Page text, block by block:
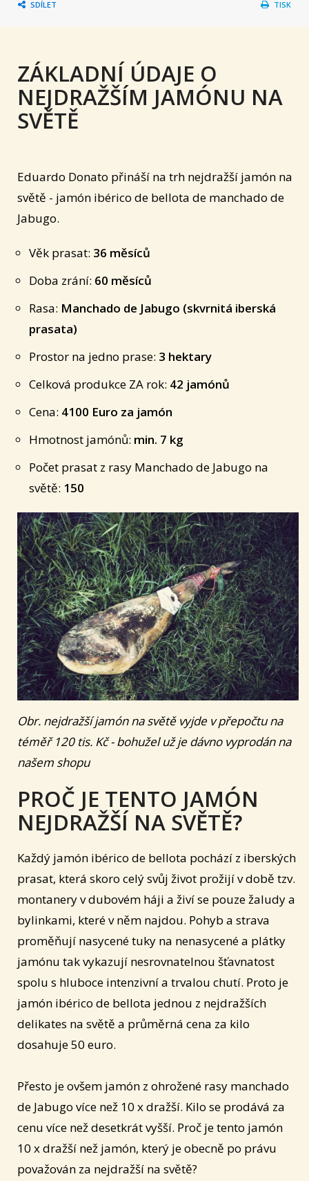
SDÍLET TISK
ZÁKLADNÍ ÚDAJE O
NEJDRAŽŠÍM JAMÓNU NA
SVĚTĚ
Eduardo Donato přináší na trh nejdražší jamón na
světě - jamón ibérico de bellota de manchado de
Jabugo.
Věk prasat: 36 měsíců
Doba zrání: 60 měsíců
Rasa: Manchado de Jabugo (skvrnitá iberská
prasata)
Prostor na jedno prase: 3 hektary
Celková produkce ZA rok: 42 jamónů
Cena: 4100 Euro za jamón
Hmotnost jamónů: min. 7 kg
Počet prasat z rasy Manchado de Jabugo na
světě: 150
Obr. nejdražší jamón na světě vyjde v přepočtu na
téměř 120 tis. Kč - bohužel už je dávno vyprodán na
našem shopu
PROČ JE TENTO JAMÓN
NEJDRAŽŠÍ NA SVĚTĚ?
Každý jamón ibérico de bellota pochází z iberských
prasat, která skoro celý svůj život prožijí v době tzv.
montanery v dubovém háji a živí se pouze žaludy a
bylinkami, které v něm najdou. Pohyb a strava
proměňují nasycené tuky na nenasycené a plátky
jamónu tak vykazují nesrovnatelnou šťavnatost
spolu s hluboce intenzivní a trvalou chutí. Proto je
jamón ibérico de bellota jednou z nejdražších
delikates na světě a průměrná cena za kilo
dosahuje 50 euro.
Přesto je ovšem jamón z ohrožené rasy manchado
de Jabugo více než 10 x dražší. Kilo se prodává za
cenu více než desetkrát vyšší. Proč je tento jamón
10 x dražší než jamón, který je obecně po právu
považován za nejdražší na světě?